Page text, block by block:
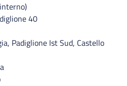
40
Padiglione Ist Sud, Castello